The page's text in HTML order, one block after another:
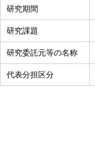
研究期間
研究課題
研究委託元等の名称
代表分担区分